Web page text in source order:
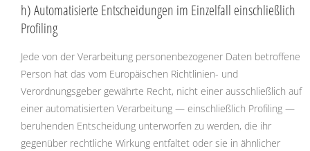
h) Automatisierte Entscheidungen im Einzelfall einschließlich
Profiling
Jede von der Verarbeitung personenbezogener Daten betroffene
Person hat das vom Europäischen Richtlinien- und
Verordnungsgeber gewährte Recht, nicht einer ausschließlich auf
einer automatisierten Verarbeitung — einschließlich Profiling —
beruhenden Entscheidung unterworfen zu werden, die ihr
gegenüber rechtliche Wirkung entfaltet oder sie in ähnlicher